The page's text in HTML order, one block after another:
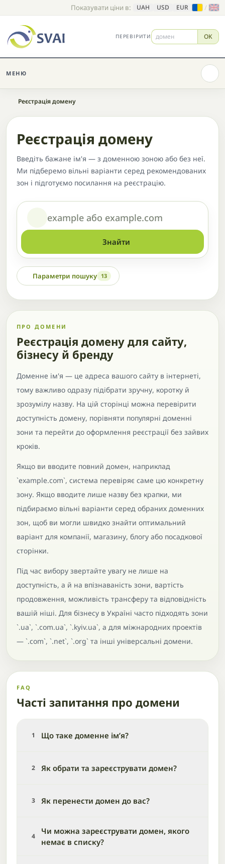
Показувати ціни в: UAH USD EUR /
ПЕРЕВІРИТИ OK
МЕНЮ
Головна
Реєстрація домену
Реєстрація домену
Введіть бажане ім'я — з доменною зоною або без неї.
Ми підберемо вільні варіанти серед рекомендованих
зон і підготуємо посилання на реєстрацію.
Домен або назва
Знайти
Параметри пошуку 13
ПРО ДОМЕНИ
Реєстрація домену для сайту,
бізнесу й бренду
Доменне ім'я — це адреса вашого сайту в інтернеті,
тому важливо одразу підібрати зручну, коротку й
зрозумілу назву. На цій сторінці можна перевірити
доступність домену, порівняти популярні доменні
зони та перейти до оформлення реєстрації без зайвих
кроків.
Якщо ви вводите повний домен, наприклад
`example.com`, система перевіряє саме цю конкретну
зону. Якщо вводите лише назву без крапки, ми
підбираємо вільні варіанти серед обраних доменних
зон, щоб ви могли швидко знайти оптимальний
варіант для компанії, магазину, блогу або посадкової
сторінки.
Під час вибору звертайте увагу не лише на
доступність, а й на впізнаваність зони, вартість
продовження, можливість трансферу та відповідність
вашій ніші. Для бізнесу в Україні часто підходять зони
`.ua`, `.com.ua`, `.kyiv.ua`, а для міжнародних проектів
— `.com`, `.net`, `.org` та інші універсальні домени.
FAQ
Часті запитання про домени
1 Що таке доменне ім’я?
2 Як обрати та зареєструвати домен?
3 Як перенести домен до вас?
4
Чи можна зареєструвати домен, якого
немає в списку?